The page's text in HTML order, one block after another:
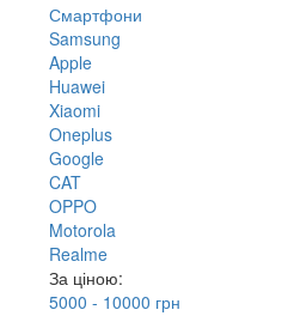
Смартфони
Samsung
Apple
Huawei
Xiaomi
Oneplus
Google
CAT
OPPO
Motorola
Realme
За ціною:
5000 - 10000 грн